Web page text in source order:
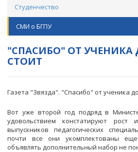
Студенчество
СМИ о БГПУ
"СПАСИБО" ОТ УЧЕНИКА
СТОИТ
Газета "Звязда". "Спасибо" от ученика
Вот уже второй год подряд в
удовольствием констатируют рост
выпускников педагогических
почти все они укомплектованы
объявлять дополнительный набор не